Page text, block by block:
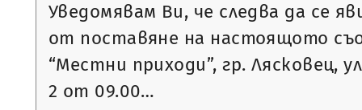
Уведомявам Ви, че следва да се
от поставяне на настоящото
“Местни приходи”, гр. Лясковец,
2 от 09.00…